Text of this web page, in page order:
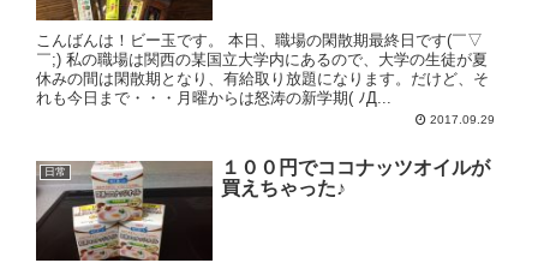
こんばんは！ビー玉です。 本日、職場の閑散期最終日です(￣▽
￣;) 私の職場は関西の某国立大学内にあるので、大学の生徒が夏
休みの間は閑散期となり、有給取り放題になります。だけど、そ
れも今日まで・・・月曜からは怒涛の新学期( ﾉД...
2017.09.29
日常
１００円でココナッツオイルが
買えちゃった♪